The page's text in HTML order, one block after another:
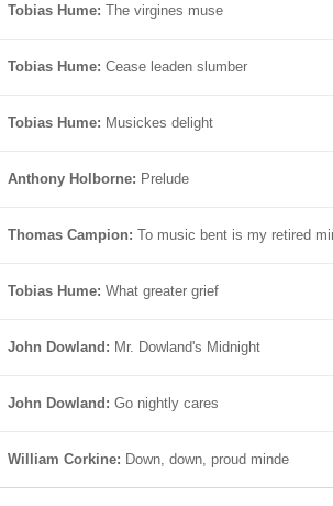
Tobias Hume: The virgines muse
Tobias Hume: Cease leaden slumber
Tobias Hume: Musickes delight
Anthony Holborne: Prelude
Thomas Campion: To music bent is my retired
Tobias Hume: What greater grief
John Dowland: Mr. Dowland's Midnight
John Dowland: Go nightly cares
William Corkine: Down, down, proud minde